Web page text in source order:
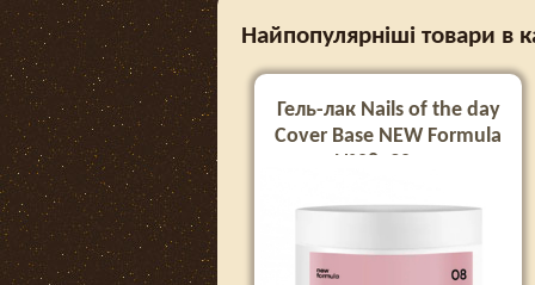
Найпопулярніші товари в
Гель-лак Nails of the day
Cover Base NEW Formula
№08, 30 мл